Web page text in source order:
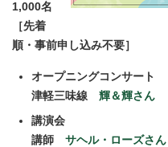
1,000名
［先着
順・事前申し込み不要］
オープニングコンサート
津軽三味線 輝＆輝さん
講演会
講師 サヘル・ローズさん